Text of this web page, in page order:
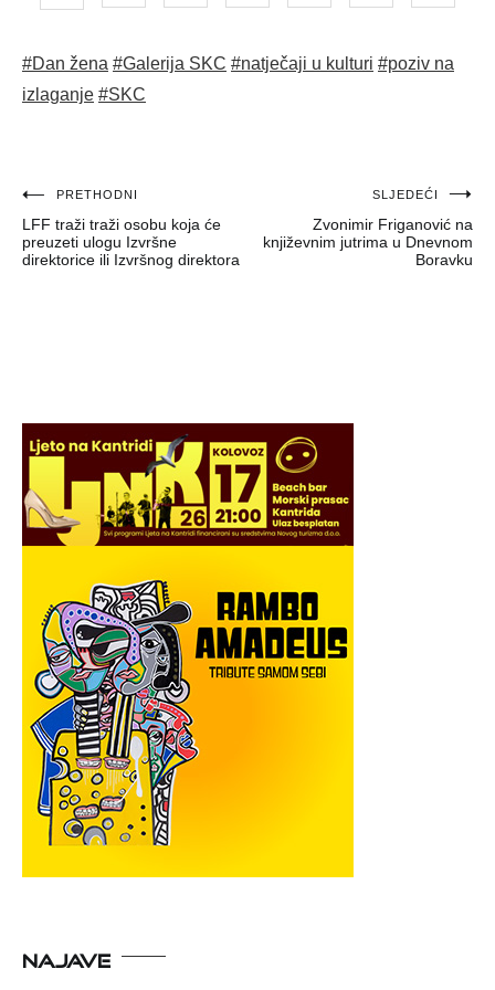
#Dan žena #Galerija SKC #natječaji u kulturi #poziv na
izlaganje #SKC
Navigacija
objava
PRETHODNI
LFF traži traži osobu koja će
preuzeti ulogu Izvršne
direktorice ili Izvršnog direktora
SLJEDEĆI
Zvonimir Friganović na
književnim jutrima u Dnevnom
Boravku
NAJAVE